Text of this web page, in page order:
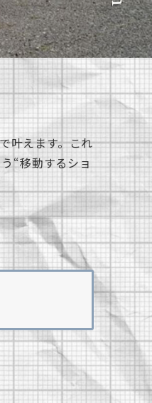
叶えます。これ
“移動するショ